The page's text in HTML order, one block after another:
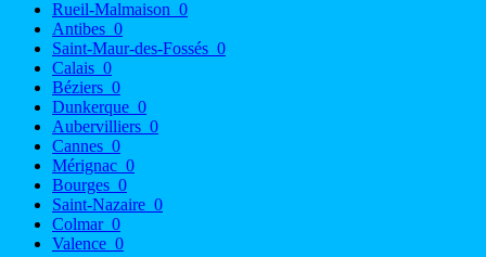
Rueil-Malmaison 0
Antibes 0
Saint-Maur-des-Fossés 0
Calais 0
Béziers 0
Dunkerque 0
Aubervilliers 0
Cannes 0
Mérignac 0
Bourges 0
Saint-Nazaire 0
Colmar 0
Valence 0